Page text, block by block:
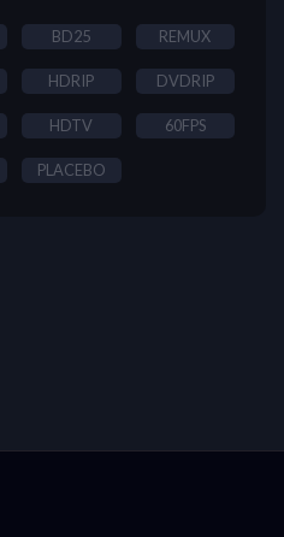
BD25 REMUX
HDRIP DVDRIP
HDTV 60FPS
PLACEBO